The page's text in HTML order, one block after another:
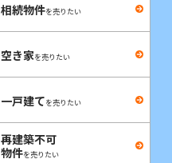
相続物件を売りたい
空き家を売りたい
一戸建てを売りたい
再建築不可
物件を売りたい